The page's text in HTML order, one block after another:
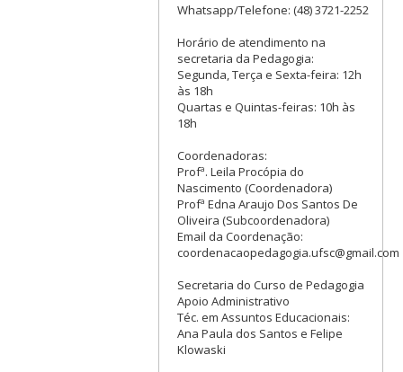
Whatsapp/Telefone: (48) 3721-2252
Horário de atendimento na
secretaria da Pedagogia:
Segunda, Terça e Sexta-feira: 12h
às 18h
Quartas e Quintas-feiras: 10h às
18h
Coordenadoras:
Profª. Leila Procópia do
Nascimento (Coordenadora)
Profª Edna Araujo Dos Santos De
Oliveira (Subcoordenadora)
Email da Coordenação:
coordenacaopedagogia.ufsc@gmail.com
Secretaria do Curso de Pedagogia
Apoio Administrativo
Téc. em Assuntos Educacionais:
Ana Paula dos Santos e Felipe
Klowaski